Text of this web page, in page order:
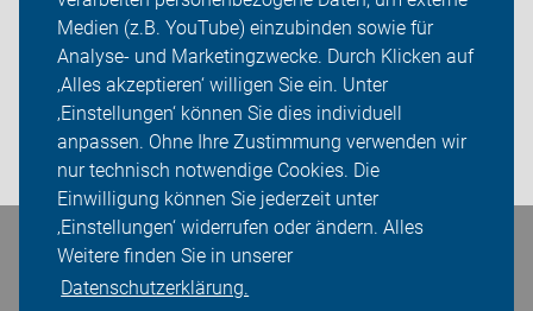
Medien (z.B. YouTube) einzubinden sowie für
Analyse- und Marketingzwecke. Durch Klicken auf
‚Alles akzeptieren‘ willigen Sie ein. Unter
‚Einstellungen‘ können Sie dies individuell
anpassen. Ohne Ihre Zustimmung verwenden wir
nur technisch notwendige Cookies. Die
Einwilligung können Sie jederzeit unter
‚Einstellungen‘ widerrufen oder ändern. Alles
Weitere finden Sie in unserer
Datenschutzerklärung.
Sei dabei
Presse
Login
Bleiben Sie in Kontakt